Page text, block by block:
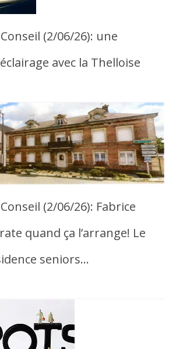
(2/06/26): une
avec la Thelloise
(2/06/26): Fabrice
quand ça l’arrange! Le
seniors…